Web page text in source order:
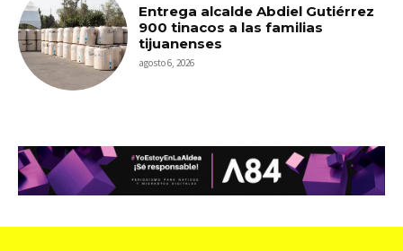
Entrega alcalde Abdiel Gutiérrez
900 tinacos a las familias
tijuanenses
agosto 6, 2026